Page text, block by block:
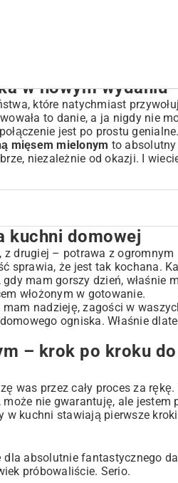
w nowym wydaniu
które natychmiast
to danie, a ja nigdy nie
jest po prostu
mięsem mielonym to
niezależnie od okazji. I
kuchni domowej
z drugiej – potrawa z ogromnym
sprawia, że jest tak kochana.
mam gorszy dzień, właśnie
włożonym w gotowanie.
mam nadzieję, zagości w
ogniska. Właśnie
– krok po kroku do
was przez cały proces za rękę.
może nie gwarantuję, ale jestem
w kuchni stawiają pierwsze
absolutnie fantastycznego
próbowaliście. Serio.